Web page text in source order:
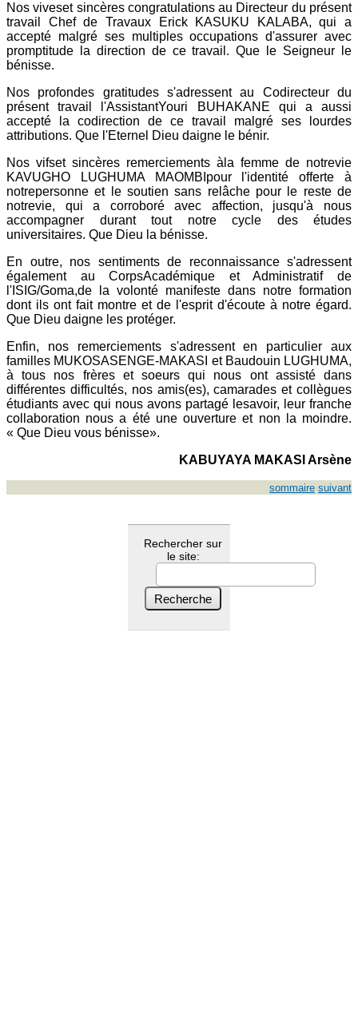
Nos viveset sincères congratulations au Directeur du présent
travail Chef de Travaux Erick KASUKU KALABA, qui a
accepté malgré ses multiples occupations d'assurer avec
promptitude la direction de ce travail. Que le Seigneur le
bénisse.
Nos profondes gratitudes s'adressent au Codirecteur du
présent travail l'AssistantYouri BUHAKANE qui a aussi
accepté la codirection de ce travail malgré ses lourdes
attributions. Que l'Eternel Dieu daigne le bénir.
Nos vifset sincères remerciements àla femme de notrevie
KAVUGHO LUGHUMA MAOMBIpour l'identité offerte à
notrepersonne et le soutien sans relâche pour le reste de
notrevie, qui a corroboré avec affection, jusqu'à nous
accompagner durant tout notre cycle des études
universitaires. Que Dieu la bénisse.
En outre, nos sentiments de reconnaissance s'adressent
également au CorpsAcadémique et Administratif de
l'ISIG/Goma,de la volonté manifeste dans notre formation
dont ils ont fait montre et de l'esprit d'écoute à notre égard.
Que Dieu daigne les protéger.
Enfin, nos remerciements s'adressent en particulier aux
familles MUKOSASENGE-MAKASI et Baudouin LUGHUMA,
à tous nos frères et soeurs qui nous ont assisté dans
différentes difficultés, nos amis(es), camarades et collègues
étudiants avec qui nous avons partagé lesavoir, leur franche
collaboration nous a été une ouverture et non la moindre.
« Que Dieu vous bénisse».
KABUYAYA MAKASI Arsène
sommaire suivant
Rechercher sur
le site: